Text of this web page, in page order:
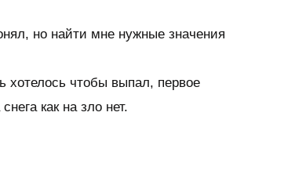
но найти мне нужные значения
хотелось чтобы выпал, первое
как на зло нет.